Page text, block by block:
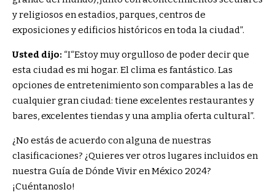
y religiosos en estadios, parques, centros de
exposiciones y edificios históricos en toda la ciudad”.
Usted dijo: “I“Estoy muy orgulloso de poder decir que
esta ciudad es mi hogar. El clima es fantástico. Las
opciones de entretenimiento son comparables a las de
cualquier gran ciudad: tiene excelentes restaurantes y
bares, excelentes tiendas y una amplia oferta cultural”.
¿No estás de acuerdo con alguna de nuestras
clasificaciones? ¿Quieres ver otros lugares incluidos en
nuestra Guía de Dónde Vivir en México 2024?
¡Cuéntanoslo!